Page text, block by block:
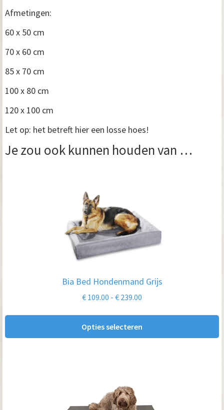
Afmetingen:
60 x 50 cm
70 x 60 cm
85 x 70 cm
100 x 80 cm
120 x 100 cm
Let op: het betreft hier een losse hoes!
Je zou ook kunnen houden van …
Bia Bed Hondenmand Grijs
€ 109.00 - € 239.00
€ 239.00
Opties selecteren
heeft
meerdere
variaties.
Deze
kan
gekozen
worden
op
product
heeft